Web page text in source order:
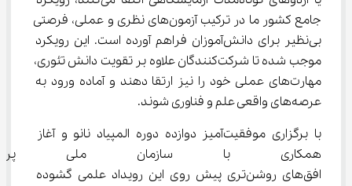
جامع کشور ما در ترکیب آزمون‌های نظری و عملی، فرصتی
بی‌نظیر برای دانش‌آموزان فراهم آورده است. این رویکرد
موجب شده تا شرکت‌کنندگان علاوه بر تقویت دانش تئوری،
مهارت‌های عملی خود را نیز ارتقا دهند و آماده ورود به
عرصه‌های واقعی علم و فناوری شوند.
با برگزاری موفقیت‌آمیز دوازده دوره المپیاد نانو و آغاز
همکاری با سازمان ملی
افق‌های روشن‌تری پیش روی این رویداد علمی گشوده